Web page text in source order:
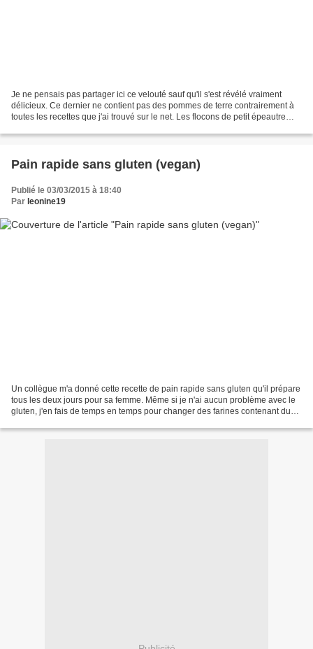
Je ne pensais pas partager ici ce velouté sauf qu'il s'est révélé vraiment
délicieux. Ce dernier ne contient pas des pommes de terre contrairement à
toutes les recettes que j'ai trouvé sur le net. Les flocons de petit épeautre
Pain rapide sans gluten (vegan)
Publié le 03/03/2015 à 18:40
Par leonine19
Un collègue m'a donné cette recette de pain rapide sans gluten qu'il prépare
tous les deux jours pour sa femme. Même si je n'ai aucun problème avec le
gluten, j'en fais de temps en temps pour changer des farines contenant du